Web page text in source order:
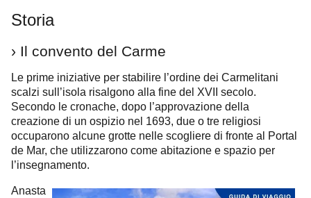
Storia
› Il convento del Carme
Le prime iniziative per stabilire l’ordine dei Carmelitani
scalzi sull’isola risalgono alla fine del XVII secolo.
Secondo le cronache, dopo l’approvazione della
creazione di un ospizio nel 1693, due o tre religiosi
occuparono alcune grotte nelle scogliere di fronte al Portal
de Mar, che utilizzarono come abitazione e spazio per
l’insegnamento.
Anasta